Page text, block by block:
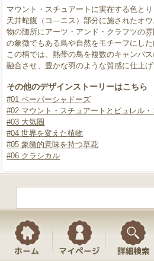
マウント・スチュアートに実在する色と
天井蛇腹（コ―ニス）部分に施されたオ
物の随所にアーツ・アンド・クラフツの
の象徴でもある鳥や自然をモチーフにした
この柄では、熱帯の鳥を複数のキャンバ
融合させ、豊かな羽のような質感に仕上げ
その他のデザインストーリーはこちら
#01 ペーパーシャドーズ
#02 マウント・スチュアートとビュレル
#03 大気圏
#04 世界を変えた植物
#05 象徴的意味を持つ草花
#06 クラシカル